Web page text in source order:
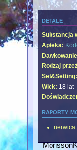
detale
Substancja
Apteka:
Rodzaj
Set&Setting:
Wiek: 18 lat
raporty
nerwica